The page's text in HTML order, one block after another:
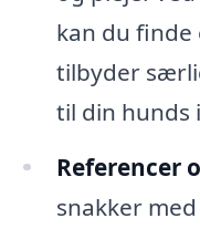
kan du finde
tilbyder
til din hunds
Referencer
snakker